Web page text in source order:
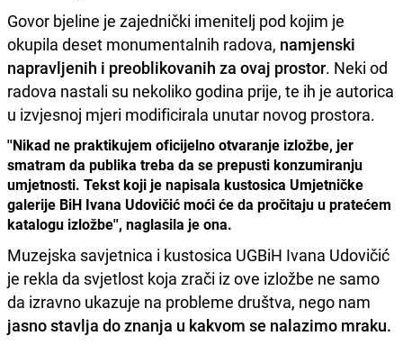
Govor bjeline je zajednički imenitelj pod kojim je
okupila deset monumentalnih radova, namjenski
napravljenih i preoblikovanih za ovaj prostor. Neki od
radova nastali su nekoliko godina prije, te ih je autorica
u izvjesnoj mjeri modificirala unutar novog prostora.
''Nikad ne praktikujem oficijelno otvaranje izložbe, jer
smatram da publika treba da se prepusti konzumiranju
umjetnosti. Tekst koji je napisala kustosica Umjetničke
galerije BiH Ivana Udovičić moći će da pročitaju u pratećem
katalogu izložbe'', naglasila je ona.
Muzejska savjetnica i kustosica UGBiH Ivana Udovičić
je rekla da svjetlost koja zrači iz ove izložbe ne samo
da izravno ukazuje na probleme društva, nego nam
jasno stavlja do znanja u kakvom se nalazimo mraku.